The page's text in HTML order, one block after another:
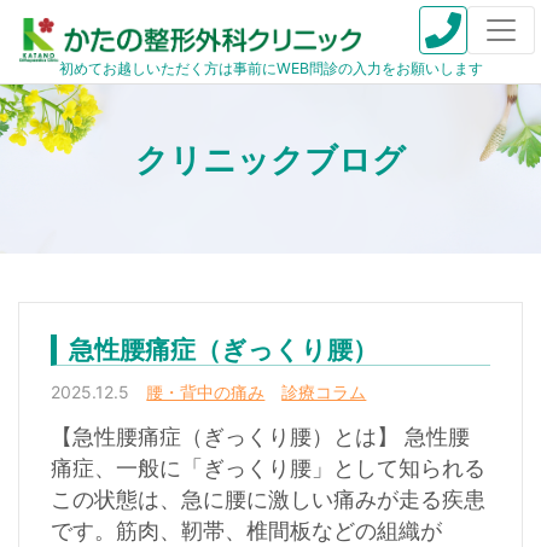
初めてお越しいただく方は事前にWEB問診の入力をお願いします
急性腰痛症（ぎっくり腰）
2025.12.5 腰・背中の痛み 診療コラム
【急性腰痛症（ぎっくり腰）とは】 急性腰
痛症、一般に「ぎっくり腰」として知られる
この状態は、急に腰に激しい痛みが走る疾患
です。筋肉、靭帯、椎間板などの組織が